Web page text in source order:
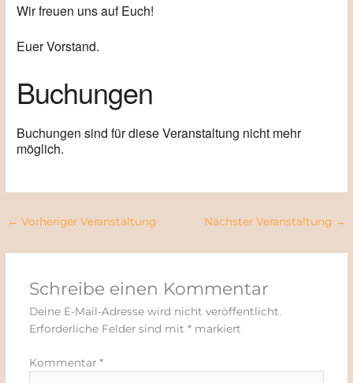
Wir freuen uns auf Euch!
Euer Vorstand.
Buchungen
Buchungen sind für diese Veranstaltung nicht mehr
möglich.
← Vorheriger Veranstaltung Nächster Veranstaltung →
Schreibe einen Kommentar
Deine E-Mail-Adresse wird nicht veröffentlicht.
Erforderliche Felder sind mit *markiert
Kommentar *